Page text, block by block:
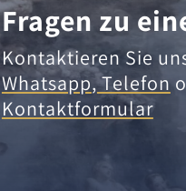
Fragen zu
Kontaktieren Sie
Whatsapp,Telefon
Kontaktformular